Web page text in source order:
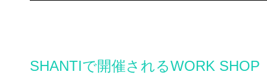
SHANTIで開催されるWORK SHOP